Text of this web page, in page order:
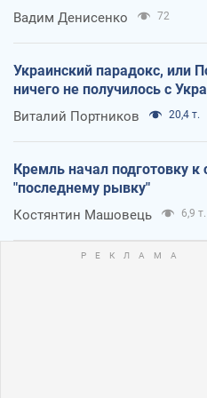
Вадим Денисенко 72
Украинский парадокс, или
ничего не получилось с
Виталий Портников 20,4 т.
Кремль начал подготовку к
"последнему рывку"
Костянтин Машовець 6,9 т.